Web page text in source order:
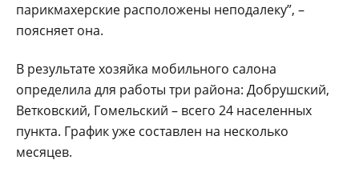
парикмахерские расположены неподалеку”, –
поясняет она.
В результате хозяйка мобильного салона
определила для работы три района: Добрушский,
Ветковский, Гомельский – всего 24 населенных
пункта. График уже составлен на несколько
месяцев.